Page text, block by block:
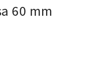
60 mm